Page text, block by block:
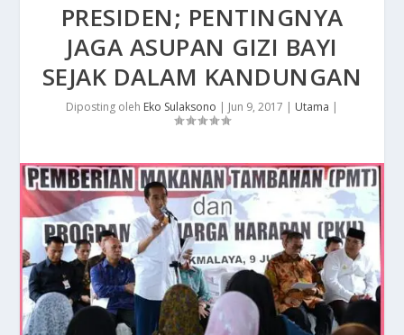
PRESIDEN; PENTINGNYA
JAGA ASUPAN GIZI BAYI
SEJAK DALAM KANDUNGAN
Diposting oleh Eko Sulaksono | Jun 9, 2017 | Utama |